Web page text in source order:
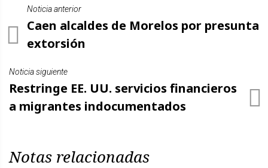
Noticia anterior
Caen alcaldes de Morelos por presunta
extorsión
Noticia siguiente
Restringe EE. UU. servicios financieros
a migrantes indocumentados
Notas relacionadas